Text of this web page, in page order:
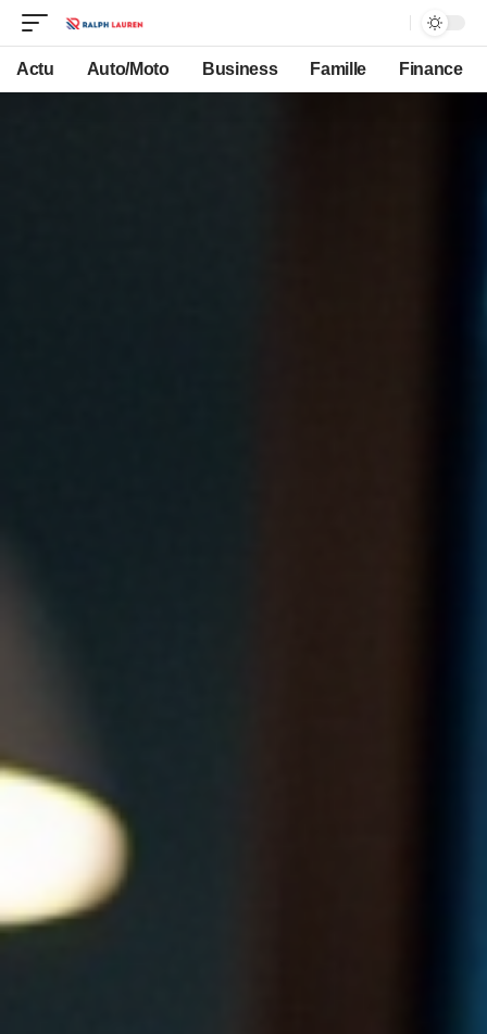
Actu Auto/Moto Business Famille Finance